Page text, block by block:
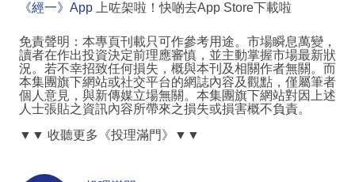
《經一》 App 上咗架啦！快啲去App Store下載啦
免責聲明：本專頁刊載只可作參考用途。市場瞬息萬變，
讀者在作出投資決定前理應審慎，並主動掌握市場最新狀
況。若不幸招致任何損失，概與本刊及相關作者無關。而
本集團旗下網站或社交平台的網誌內容及觀點，僅屬筆者
個人意見，與新傳媒立場無關。本集團旗下網站對因上述
人士張貼之資訊內容所帶來之損失或損害概不負責。
▼▼ 收聽更多《投理滿門》 ▼▼